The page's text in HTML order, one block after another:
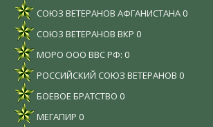
СОЮЗ ВЕТЕРАНОВ АФГАНИСТАНА 0
СОЮЗ ВЕТЕРАНОВ ВКР 0
МОРО ООО ВВС РФ: 0
РОССИЙСКИЙ СОЮЗ ВЕТЕРАНОВ 0
БОЕВОЕ БРАТСТВО 0
МЕГАПИР 0